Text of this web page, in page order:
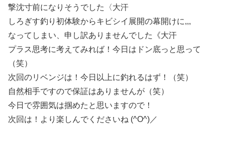
撃沈寸前になりそうでした〈大汗
しろぎす釣り初体験からキビシイ展開の幕開けに,,,
なってしまい、申し訳ありませんでした《大汗
プラス思考に考えてみれば！今日はドン底っと思って
（笑）
次回のリベンジは！今日以上に釣れるはず！（笑）
自然相手ですので保証はありませんが（笑）
今日で雰囲気は掴めたと思いますので！
次回は！より楽しんでくださいね (^O^)／